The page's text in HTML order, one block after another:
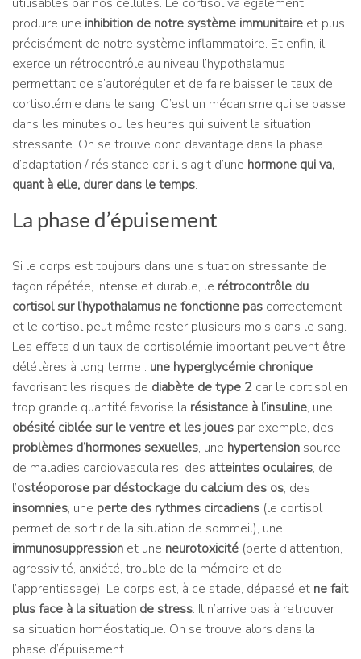
produire une inhibition de notre système immunitaire et plus
précisément de notre système inflammatoire. Et enfin, il
exerce un rétrocontrôle au niveau l’hypothalamus
permettant de s’autoréguler et de faire baisser le taux de
cortisolémie dans le sang. C’est un mécanisme qui se passe
dans les minutes ou les heures qui suivent la situation
stressante. On se trouve donc davantage dans la phase
d’adaptation / résistance car il s’agit d’une hormone qui va,
quant à elle, durer dans le temps.
La phase d’épuisement
Si le corps est toujours dans une situation stressante de
façon répétée, intense et durable, le rétrocontrôle du
cortisol sur l’hypothalamus ne fonctionne pas correctement
et le cortisol peut même rester plusieurs mois dans le sang.
Les effets d’un taux de cortisolémie important peuvent être
délétères à long terme : une hyperglycémie chronique
favorisant les risques de diabète de type 2 car le cortisol en
trop grande quantité favorise la résistance à l’insuline, une
obésité ciblée sur le ventre et les joues par exemple, des
problèmes d’hormones sexuelles, une hypertension source
de maladies cardiovasculaires, des atteintes oculaires, de
l’ostéoporose par déstockage du calcium des os, des
insomnies, une perte des rythmes circadiens (le cortisol
permet de sortir de la situation de sommeil), une
immunosuppression et une neurotoxicité (perte d’attention,
agressivité, anxiété, trouble de la mémoire et de
l’apprentissage). Le corps est, à ce stade, dépassé et ne fait
plus face à la situation de stress. Il n’arrive pas à retrouver
sa situation homéostatique. On se trouve alors dans la
phase d’épuisement.